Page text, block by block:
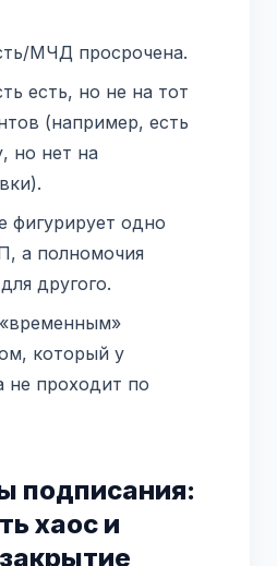
МЧД просрочена.
есть, но не на тот
(например, есть
но нет на
фигурирует одно
а полномочия
другого.
который у
не проходит по
подписания:
хаос и